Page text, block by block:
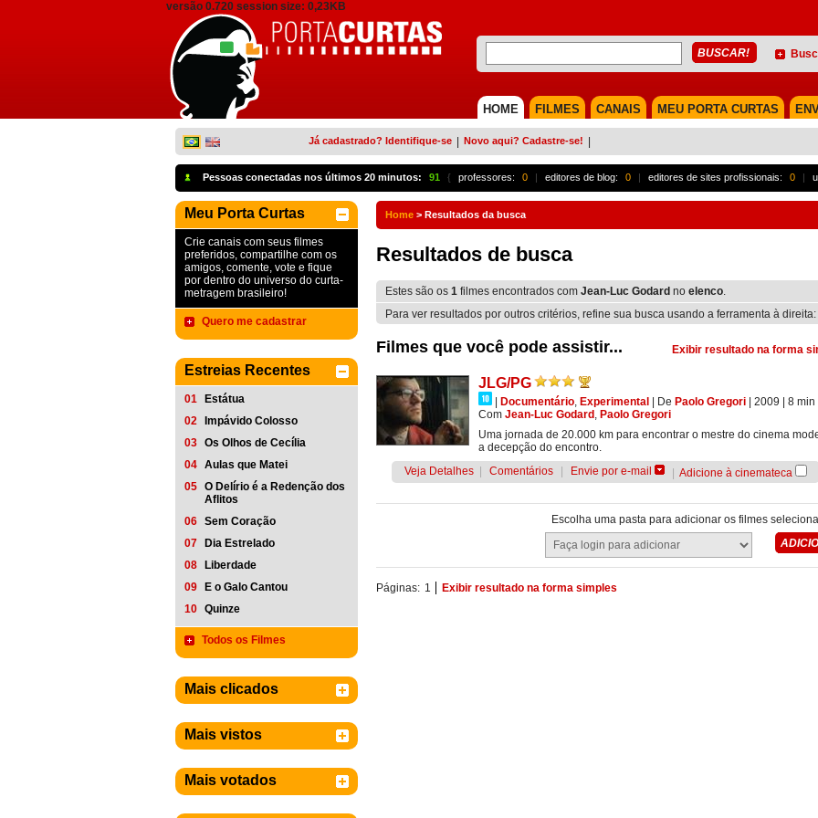
versão 0.720 session size: 0,23KB
MEU PORTA CURTAS
CANAIS
FILMES
HOME
Já cadastrado? Identifique-se Novo aqui? Cadastre-se!
Pessoas conectadas nos últimos 20 minutos: 91 { professores: 0 | editores de blog: 0 | editores de sites profissionais: 0 |
Meu Porta Curtas
Crie canais com seus filmes
preferidos, compartilhe com os
amigos, comente, vote e fique
por dentro do universo do curta-
metragem brasileiro!
Quero me cadastrar
Estreias Recentes
01
Estátua
02
Impávido Colosso
03 Os Olhos de Cecília
04 Aulas que Matei
05 O Delírio é a Redenção dos
Aflitos
06 Sem Coração
07
Dia Estrelado
08
Liberdade
09
E o Galo Cantou
10 Quinze
Todos os Filmes
Mais clicados
Mais vistos
Mais votados
Home > Resultados da busca
Resultados de busca
Estes são os 1 filmes encontrados com Jean-Luc Godard no elenco.
Para ver resultados por outros critérios, refine sua busca usando a ferramenta à direita:
Exibir resultado na forma
Filmes que você pode assistir...
JLG/PG
Documentário, Experimental De Paolo Gregori | 2009 | 8 min
Com Jean-Luc Godard , Paolo Gregori
Uma jornada de 20.000 km para encontrar o mestre do cinema
a decepção do encontro.
Veja Detalhes
Comentários Envie por e-mail Adicione à cinemateca
Escolha uma pasta para adicionar os filmes
Páginas: 1 Exibir resultado na forma simples